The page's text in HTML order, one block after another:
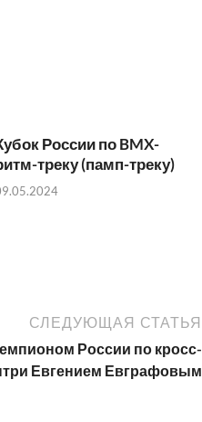
России по BMX-
треку (памп-треку)
СЛЕДУЮЩАЯ СТАТЬЯ
России по кросс-
Евгением Евграфовым